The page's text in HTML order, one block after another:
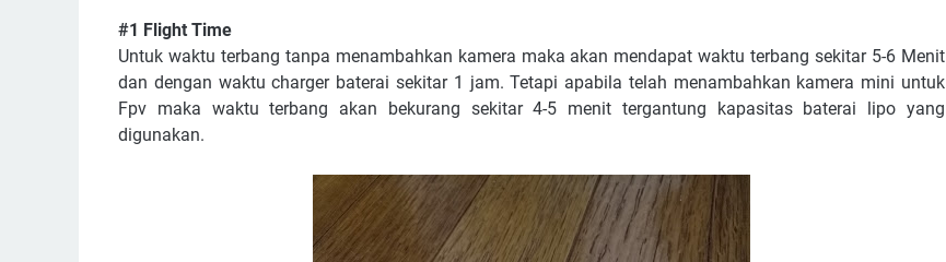
#1 Flight Time
Untuk waktu terbang tanpa menambahkan kamera maka akan mendapat waktu terbang sekitar 5-6 Menit
dan dengan waktu charger baterai sekitar 1 jam. Tetapi apabila telah menambahkan kamera mini untuk
Fpv maka waktu terbang akan bekurang sekitar 4-5 menit tergantung kapasitas baterai lipo yang
digunakan.